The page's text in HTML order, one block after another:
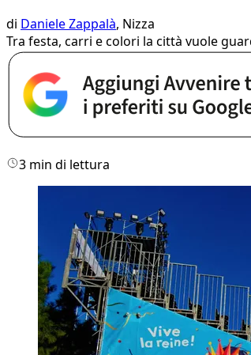
di Daniele Zappalà, Nizza
Tra festa, carri e colori la città vuole
3 min di lettura